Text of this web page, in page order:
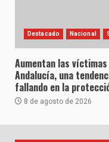
Destacado Nacional
Aumentan las
Andalucía, una
fallando en la
8 de agosto de 2026